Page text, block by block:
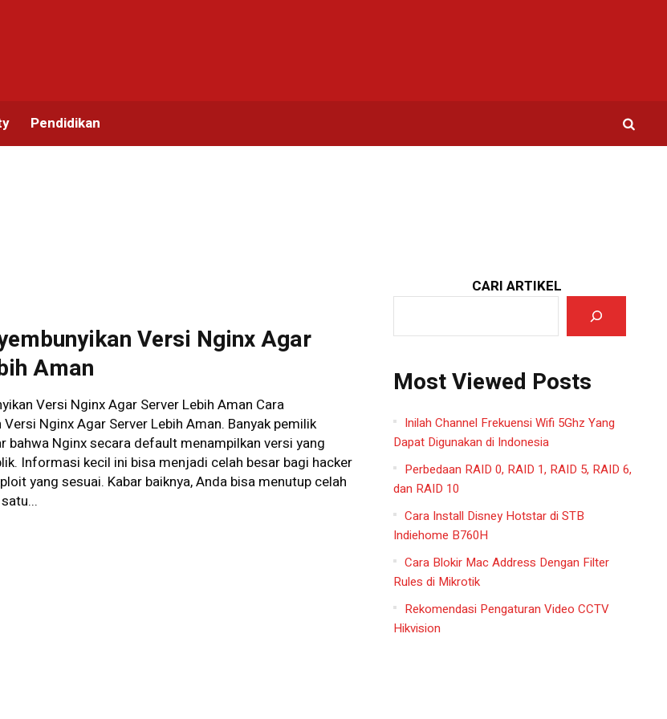
Pendidikan
Versi Nginx Agar
Aman
Versi Nginx Agar Server Lebih Aman Cara
Nginx Agar Server Lebih Aman. Banyak pemilik
bahwa Nginx secara default menampilkan versi yang
Informasi kecil ini bisa menjadi celah besar bagi hacker
yang sesuai. Kabar baiknya, Anda bisa menutup celah
CARI ARTIKEL
Most Viewed Posts
Inilah Channel Frekuensi Wifi 5Ghz Yang
Dapat Digunakan di Indonesia
Perbedaan RAID 0, RAID 1, RAID 5, RAID 6,
dan RAID 10
Cara Install Disney Hotstar di STB
Indiehome B760H
Cara Blokir Mac Address Dengan Filter
Rules di Mikrotik
Rekomendasi Pengaturan Video CCTV
Hikvision